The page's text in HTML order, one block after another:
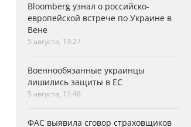
Bloomberg узнал о российско-
европейской встрече по Украине в
Вене
5 августа, 13:27
Военнообязанные украинцы
лишились защиты в ЕС
5 августа, 11:46
ФАС выявила сговор страховщиков